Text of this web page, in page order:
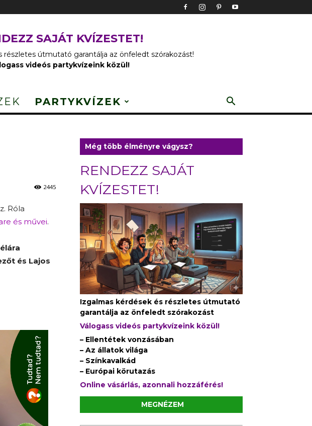
SAJÁT KVÍZESTET!
részletes útmutató garantálja az önfeledt szórakozást!
videós partykvízeink közül!
PARTYKVÍZEK
2445
Róla
és művei.
és Lajos
Még több élményre vágysz?
RENDEZZ SAJÁT
KVÍZESTET!
Izgalmas kérdések és részletes útmutató
garantálja az önfeledt szórakozást
Válogass videós partykvízeink közül!
– Ellentétek vonzásában
– Az állatok világa
– Színkavalkád
– Európai körutazás
Online vásárlás, azonnali hozzáférés!
MEGNÉZEM